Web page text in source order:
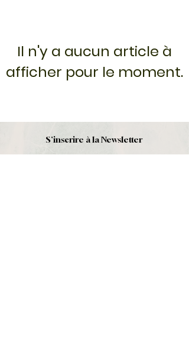
Il n'y a aucun article à
afficher pour le moment.
S'inscrire à la Newsletter